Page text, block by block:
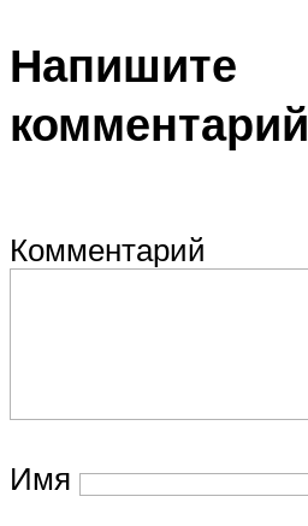
Напишите
комментарий
Комментарий
Имя